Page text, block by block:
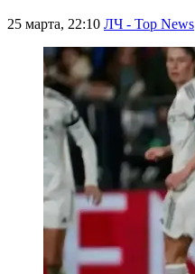
25 марта, 22:10 ЛЧ - Top News